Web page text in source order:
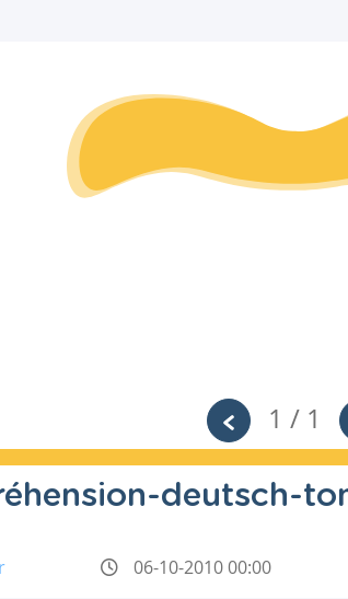
1 / 1
deutsch-
06-10-2010 00:00